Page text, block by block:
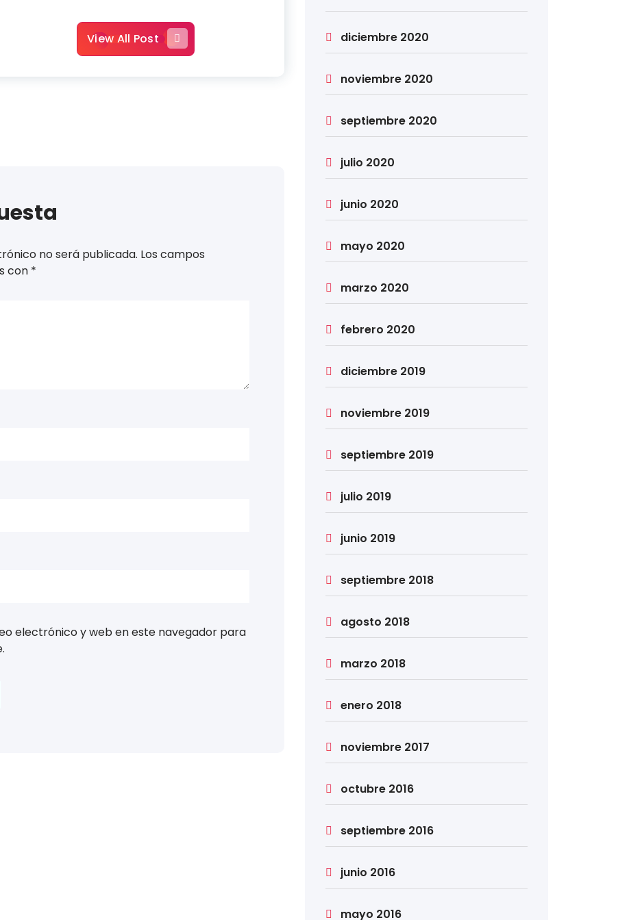
View All Post
no será publicada. Los campos
con *
electrónico y web en este navegador para
diciembre 2020
noviembre 2020
septiembre 2020
julio 2020
junio 2020
mayo 2020
marzo 2020
febrero 2020
diciembre 2019
noviembre 2019
septiembre 2019
julio 2019
junio 2019
septiembre 2018
agosto 2018
marzo 2018
enero 2018
noviembre 2017
octubre 2016
septiembre 2016
junio 2016
mayo 2016